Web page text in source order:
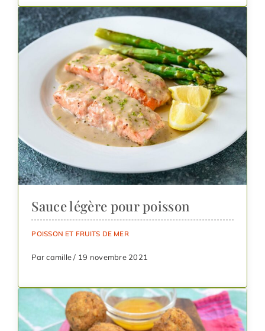
Sauce légère pour poisson
POISSON ET FRUITS DE MER
Par camille / 19 novembre 2021